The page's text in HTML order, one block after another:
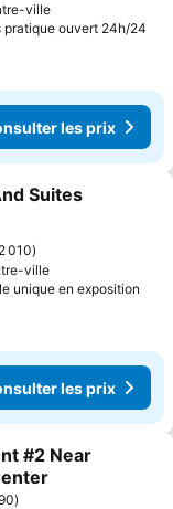
ville
pratique ouvert 24h/24
les prix
favoris
Suites
2 010
ville
unique en exposition
les prix
favoris
#2 Near